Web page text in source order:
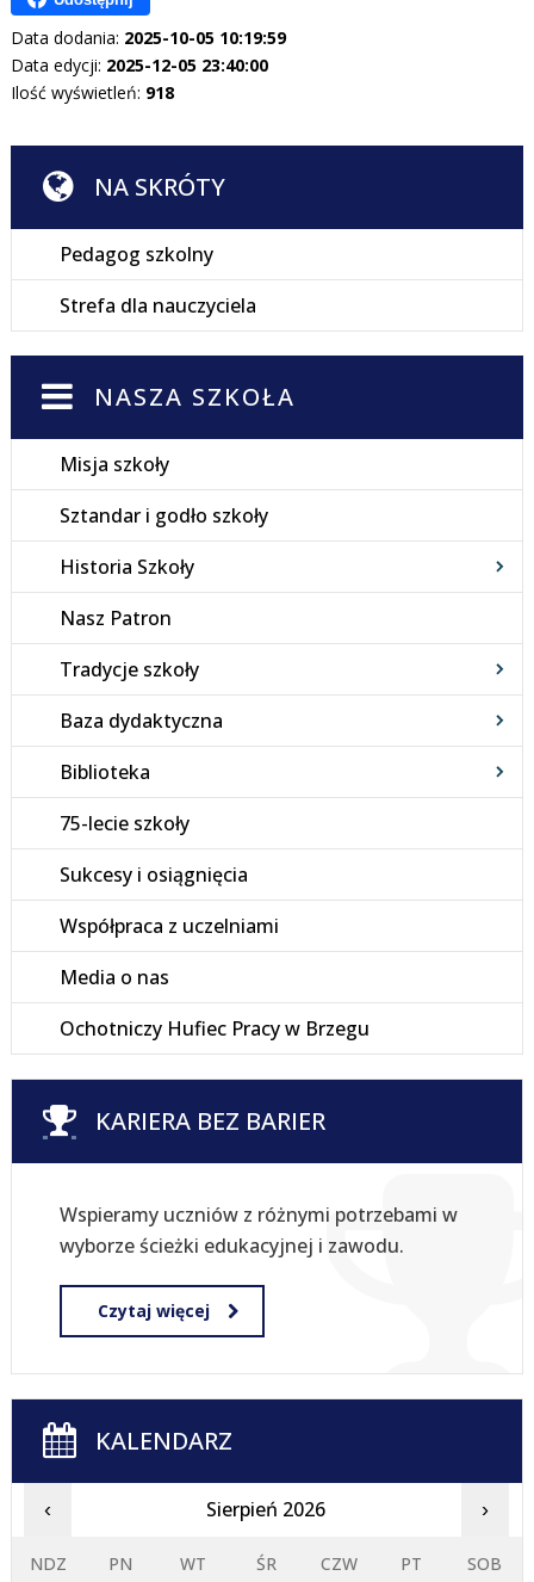
Data dodania: 2025-10-05 10:19:59
Data edycji: 2025-12-05 23:40:00
Ilość wyświetleń: 918
NA SKRÓTY
Pedagog szkolny
Strefa dla nauczyciela
NASZA SZKOŁA
Misja szkoły
Sztandar i godło szkoły
Historia Szkoły
Nasz Patron
Tradycje szkoły
Baza dydaktyczna
Biblioteka
75-lecie szkoły
Sukcesy i osiągnięcia
Współpraca z uczelniami
Media o nas
Ochotniczy Hufiec Pracy w Brzegu
KARIERA BEZ BARIER
Wspieramy uczniów z różnymi potrzebami w
wyborze ścieżki edukacyjnej i zawodu.
Czytaj więcej
KALENDARZ
‹ Sierpień 2026 ›
NDZ PN WT ŚR CZW PT SOB